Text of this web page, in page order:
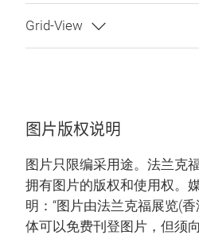
图片版权说明
图片只限编采用途。法兰克
拥有图片的版权和使用权。
明：“图片由法兰克福展览(
体可以免费刊登图片，但须